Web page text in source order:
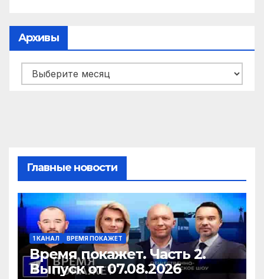
Архивы
Архивы
Главные новости
1 КАНАЛ ВРЕМЯ ПОКАЖЕТ
Время покажет. Часть 2.
Выпуск от 07.08.2026